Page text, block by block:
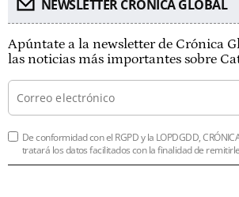
NEWSLETTER CRÓNICA GLOBAL
Apúntate a la newsletter de Crónica
las noticias más importantes sobre
De conformidad con el RGPD y la LOPDGDD,
tratará los datos facilitados con la finalidad de